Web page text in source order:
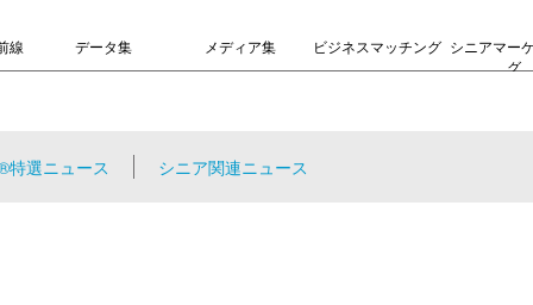
線 データ集 メディア集 ビジネスマッチング シニアマー
グ
特選ニュース シニア関連ニュース